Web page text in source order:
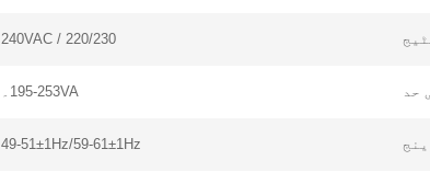
220/230 / 240VAC
حد 195-253VA۔
49-51±1Hz/59-61±1Hz